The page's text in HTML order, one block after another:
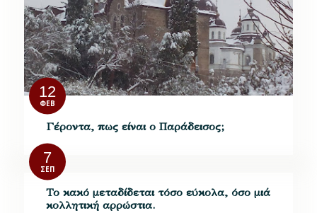
12
ΦΕΒ
Γέροντα, πως είναι ο Παράδεισος;
7
ΣΕΠ
Το κακό μεταδίδεται τόσο εύκολα, όσο μιά
κολλητική αρρώστια.